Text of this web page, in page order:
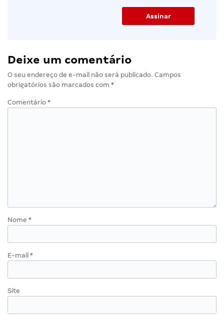
Deixe um comentário
O seu endereço de e-mail não será publicado. Campos
obrigatórios são marcados com *
Comentário *
Nome *
E-mail *
Site